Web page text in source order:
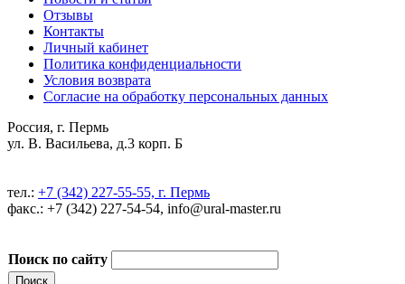
Отзывы
Контакты
Личный кабинет
Политика конфиденциальности
Условия возврата
Согласие на обработку персональных данных
Россия, г. Пермь
ул. В. Васильева, д.3 корп. Б
тел.: +7 (342) 227-55-55, г. Пермь
факс.: +7 (342) 227-54-54, info@ural-master.ru
Поиск по сайту